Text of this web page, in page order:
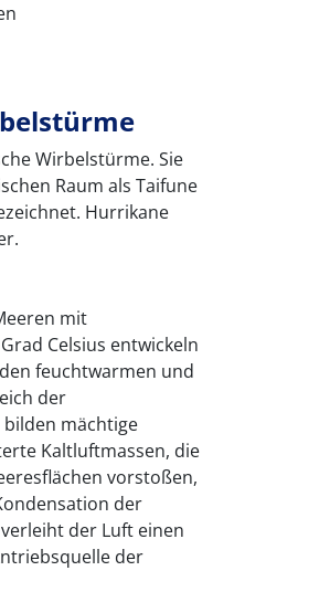
Wirbelstürme. Sie
Raum als Taifune
Hurrikane
mit
Celsius entwickeln
feuchtwarmen und
der
bilden mächtige
Kaltluftmassen, die
vorstoßen,
der
der Luft einen
der